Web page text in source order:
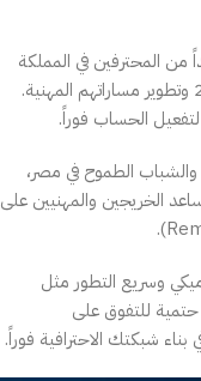
من المحترفين في المملكة
العربية السعودية الذين يسعون لمواكبة رؤية 2030 وتطوير مساراتهم المهنية.
الحساب فوراً.
الطموح في مصر،
الخريجين والمهنيين على
وسريع التطور مثل
حتمية للتفوق على
شبكتك الاحترافية فوراً.